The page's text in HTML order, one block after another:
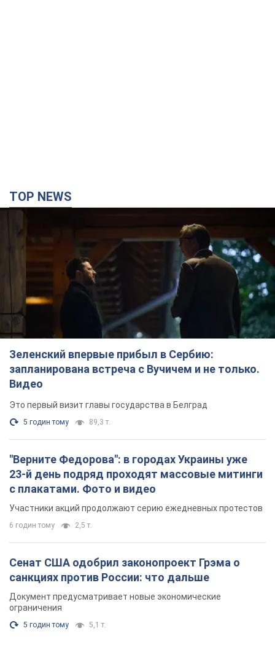
TOP NEWS
Зеленский впервые прибыл в Сербию:
запланирована встреча с Вучичем и не только.
Видео
Это первый визит главы государства в Белград
5 годин тому 89,3 т.
"Верните Федорова": в городах Украины уже
23-й день подряд проходят массовые митинги
с плакатами. Фото и видео
Участники акций продолжают серию ежедневных протестов
6 годин тому 2,5 т.
Сенат США одобрил законопроект Грэма о
санкциях против России: что дальше
Документ предусматривает новые экономические
ограничения
5 годин тому 5,1 т.